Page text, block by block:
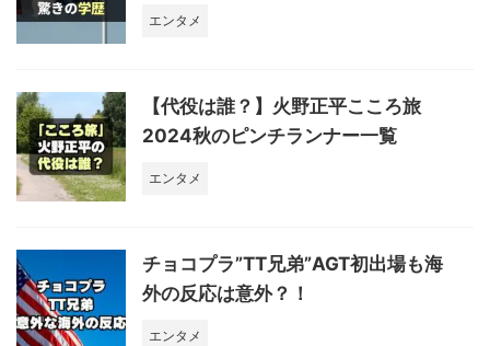
エンタメ
【代役は誰？】火野正平こころ旅
2024秋のピンチランナー一覧
エンタメ
チョコプラ”TT兄弟”AGT初出場も海
外の反応は意外？！
エンタメ